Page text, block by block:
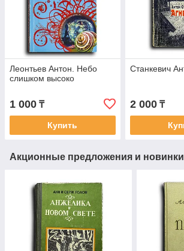
Леонтьев Антон. Небо
слишком высоко
1 000 ₸
Купить
Станкевич
2 000₸
Акционные предложения и новинки